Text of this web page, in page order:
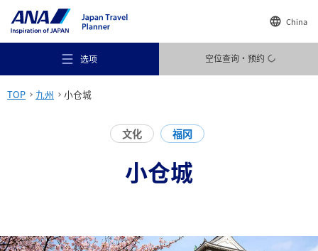
China
选项 空位查询・预约
TOP 九州 小仓城
文化 福冈
小仓城